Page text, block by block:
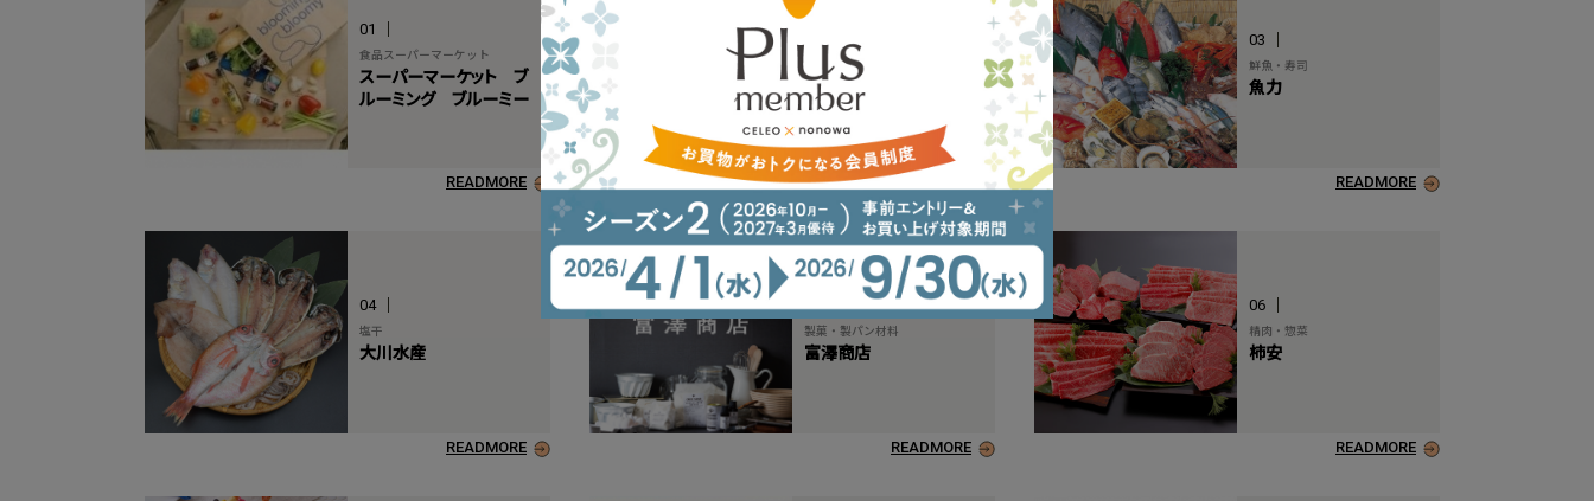
01
食品スーパーマーケット
スーパーマーケット ブ
ルーミング ブルーミー
READMORE
フレッシュダイトー
READMORE
03
鮮魚・寿司
魚力
READMORE
04
塩干
大川水産
READMORE
05
製菓・製パン材料
富澤商店
READMORE
06
精肉・惣菜
柿安
READMORE